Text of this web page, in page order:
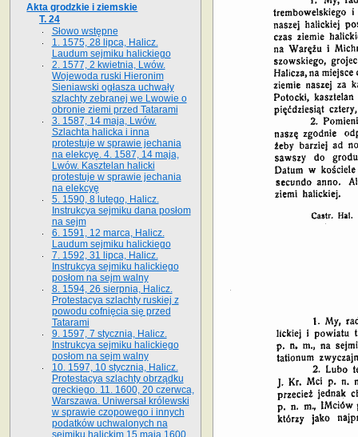
Akta grodzkie i ziemskie
T. 24
Słowo wstępne
1. 1575, 28 lipca, Halicz.
Laudum sejmiku halickiego
2. 1577, 2 kwietnia, Lwów.
Wojewoda ruski Hieronim
Sieniawski ogłasza uchwały
szlachty zebranej we Lwowie o
obronie ziemi przed Tatarami
3. 1587, 14 maja, Lwów.
Szlachta halicka i inna
protestuje w sprawie jechania
na elekcyę. 4. 1587, 14 maja,
Lwów. Kasztelan halicki
protestuje w sprawie jechania
na elekcyę
5. 1590, 8 lutego, Halicz.
Instrukcya sejmiku dana posłom
na sejm
6. 1591, 12 marca, Halicz.
Laudum sejmiku halickiego
7. 1592, 31 lipca, Halicz.
Instrukcya sejmiku halickiego
posłom na sejm walny
8. 1594, 26 sierpnia, Halicz.
Protestacya szlachty ruskiej z
powodu cofnięcia się przed
Tatarami
9. 1597, 7 stycznia, Halicz.
Instrukcya sejmiku halickiego
posłom na sejm walny
10. 1597, 10 stycznia, Halicz.
Protestacya szlachty obrządku
greckiego. 11. 1600, 20 czerwca,
Warszawa. Uniwersał królewski
w sprawie czopowego i innych
podatków uchwalonych na
sejmiku halickim 15 maja 1600